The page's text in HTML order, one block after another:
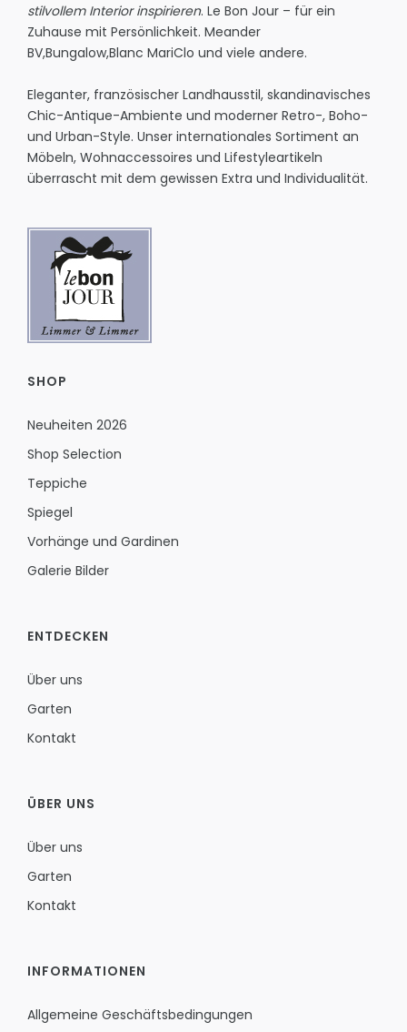
stilvollem Interior inspirieren. Le Bon Jour – für ein
Zuhause mit Persönlichkeit. Meander
BV,Bungalow,Blanc MariClo und viele andere.
Eleganter, französischer Landhausstil, skandinavisches
Chic-Antique-Ambiente und moderner Retro-, Boho-
und Urban-Style. Unser internationales Sortiment an
Möbeln, Wohnaccessoires und Lifestyleartikeln
überrascht mit dem gewissen Extra und Individualität.
SHOP
Neuheiten 2026
Shop Selection
Teppiche
Spiegel
Vorhänge und Gardinen
Galerie Bilder
ENTDECKEN
Über uns
Garten
Kontakt
ÜBER UNS
Über uns
Garten
Kontakt
INFORMATIONEN
Allgemeine Geschäftsbedingungen